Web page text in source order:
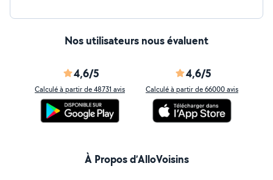
Nos utilisateurs nous évaluent
4,6/5
Calculé à partir de 48731 avis
4,6/5
Calculé à partir de 66000 avis
À Propos d’AlloVoisins